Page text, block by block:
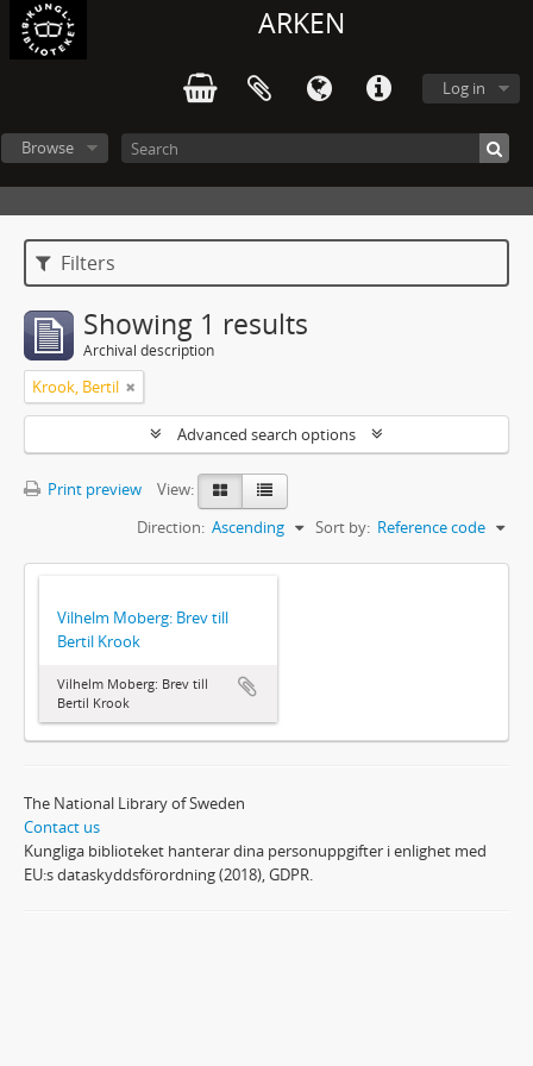
ARKEN
Log in
Browse
Filters
Showing 1 results
Archival description
Krook, Bertil
Advanced search options
Print preview
View:
Sort by: Reference code
Direction: Ascending
Vilhelm Moberg: Brev till
Bertil Krook
Vilhelm Moberg: Brev till
Bertil Krook
The National Library of Sweden
Contact us
Kungliga biblioteket hanterar dina personuppgifter i enlighet med
EU:s dataskyddsförordning (2018), GDPR.